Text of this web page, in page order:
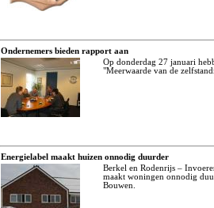
Ondernemers bieden rapport aan
Op donderdag 27 januari
"Meerwaarde van de
Energielabel maakt huizen onnodig duurder
Berkel en Rodenrijs –
maakt woningen onnodig
Bouwen.